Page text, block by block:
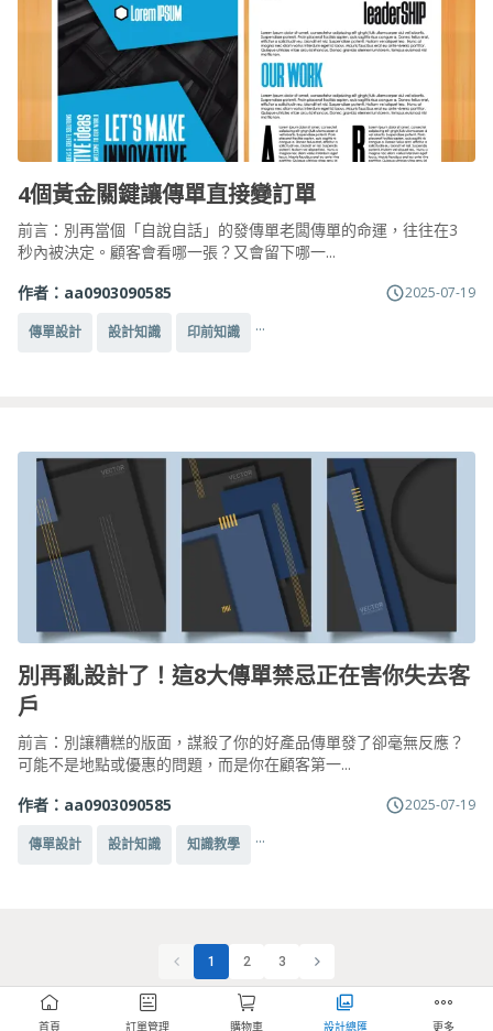
4個黃金關鍵讓傳單直接變訂單
前言：別再當個「自說自話」的發傳單老闆傳單的命運，往往在3
秒內被決定。顧客會看哪一張？又會留下哪一...
作者： aa0903090585 2025-07-19
傳單設計 設計知識 印前知識 ...
別再亂設計了！這8大傳單禁忌正在害你失去客
戶
前言：別讓糟糕的版面，謀殺了你的好產品傳單發了卻毫無反應？
可能不是地點或優惠的問題，而是你在顧客第一...
作者： aa0903090585 2025-07-19
傳單設計 設計知識 知識教學 ...
1 2 3
首頁 訂單管理 購物車 設計總匯 更多